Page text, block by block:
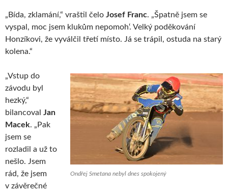
„Bída, zklamání,“ vraštil čelo Josef Franc. „Špatně jsem se
vyspal, moc jsem klukům nepomoh‘. Velký poděkování
Honzíkovi, že vyválčil třetí místo. Já se trápil, ostuda na starý
kolena.“
Ondřej Smetana nebyl dnes spokojený
„Vstup do
závodu byl
hezký,“
bilancoval Jan
Macek. „Pak
jsem se
rozladil a už to
nešlo. Jsem
rád, že jsem
v závěrečné